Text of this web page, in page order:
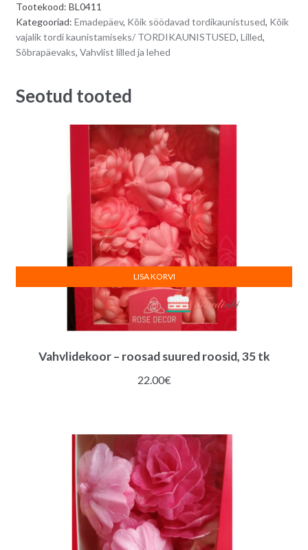
45
tk
quantity
a
Tootekood: BL0411
Kategooriad: Emadepäev, Kõik söödavad tordikaunistused, Kõik
vajalik tordi kaunistamiseks/ TORDIKAUNISTUSED, Lilled,
Sõbrapäevaks, Vahvlist lilled ja lehed
Seotud tooted
Vahvlidekoor – roosad suured roosid, 35 tk
22.00€
LISA KORVI